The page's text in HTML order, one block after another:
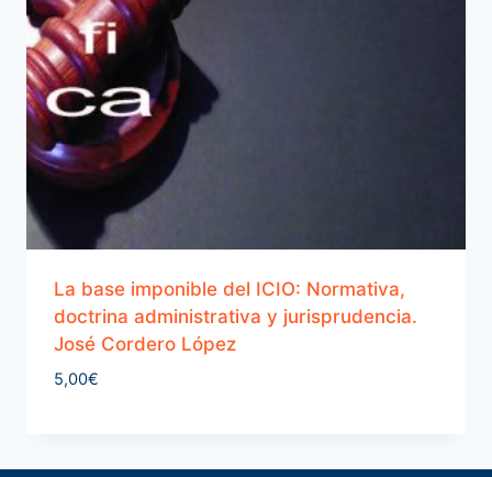
La base imponible del ICIO: Normativa,
doctrina administrativa y jurisprudencia.
José Cordero López
5,00€